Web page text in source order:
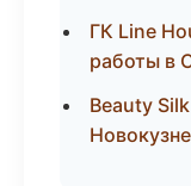
ГК Line
работы в
Beauty